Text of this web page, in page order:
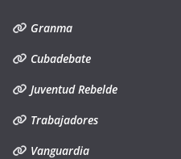
Granma
Cubadebate
Juventud Rebelde
Trabajadores
Vanguardia